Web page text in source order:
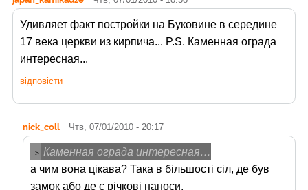
Удивляет факт постройки на Буковине в середине
17 века церкви из кирпича... P.S. Каменная ограда
интересная...
відповісти
nick_coll Чтв, 07/01/2010 - 20:17
>
Каменная ограда интересная…
а чим вона цікава? Така в більшості сіл, де був
замок або де є річкові наноси.